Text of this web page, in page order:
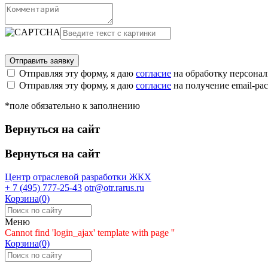
Отправляя эту форму, я даю согласие на обработку
Отправляя эту форму, я даю согласие на получение email-
*поле обязательно к заполнению
Вернуться на сайт
Вернуться на сайт
Центр отраслевой разработки ЖКХ
+ 7 (495) 777-25-43 otr@otr.rarus.ru
Корзина(0)
Меню
Cannot find 'login_ajax' template with page ''
Корзина(0)